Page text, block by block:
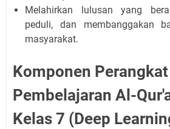
Melahirkan lulusan yang
peduli, dan membanggakan
masyarakat.
Komponen Perangkat
Pembelajaran Al-
Kelas 7 (Deep